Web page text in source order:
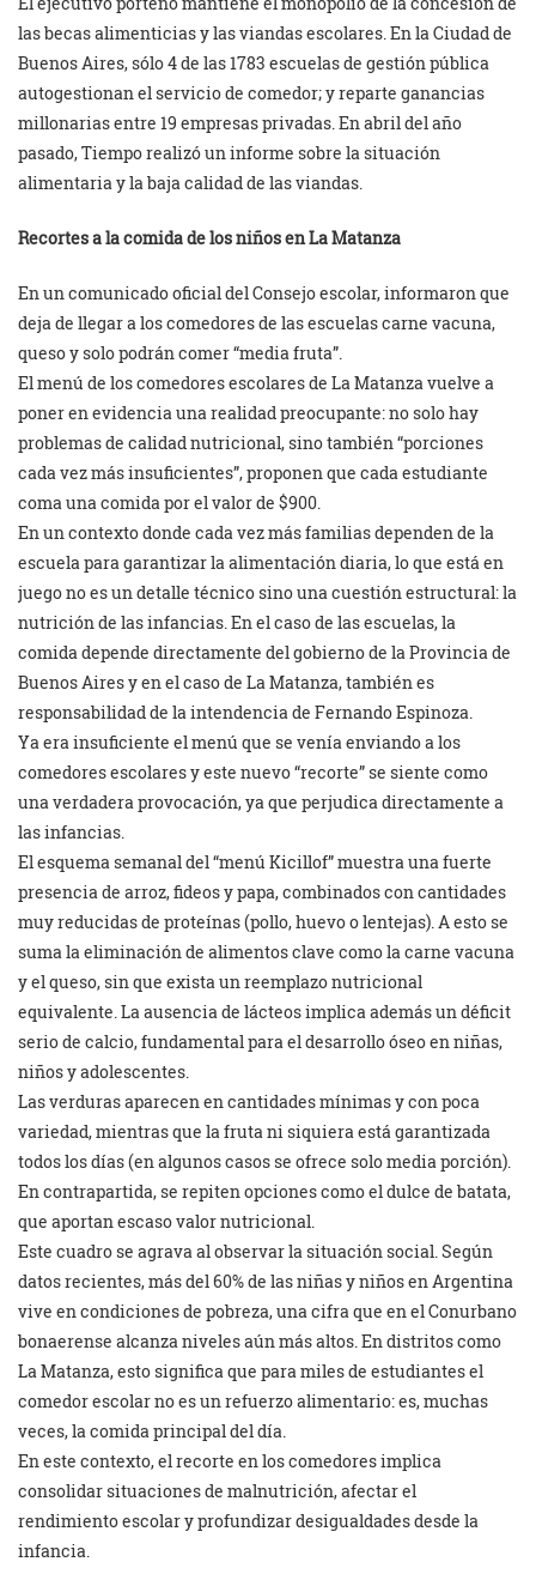
las becas alimenticias y las viandas escolares. En la Ciudad de
Buenos Aires, sólo 4 de las 1783 escuelas de gestión pública
autogestionan el servicio de comedor; y reparte ganancias
millonarias entre 19 empresas privadas. En abril del año
pasado, Tiempo realizó un informe sobre la situación
alimentaria y la baja calidad de las viandas.
Recortes a la comida de los niños en La Matanza
En un comunicado oficial del Consejo escolar, informaron que
deja de llegar a los comedores de las escuelas carne vacuna,
queso y solo podrán comer “media fruta”.
El menú de los comedores escolares de La Matanza vuelve a
poner en evidencia una realidad preocupante: no solo hay
problemas de calidad nutricional, sino también “porciones
cada vez más insuficientes”, proponen que cada estudiante
coma una comida por el valor de $900.
En un contexto donde cada vez más familias dependen de la
escuela para garantizar la alimentación diaria, lo que está en
juego no es un detalle técnico sino una cuestión estructural: la
nutrición de las infancias. En el caso de las escuelas, la
comida depende directamente del gobierno de la Provincia de
Buenos Aires y en el caso de La Matanza, también es
responsabilidad de la intendencia de Fernando Espinoza.
Ya era insuficiente el menú que se venía enviando a los
comedores escolares y este nuevo “recorte” se siente como
una verdadera provocación, ya que perjudica directamente a
las infancias.
El esquema semanal del “menú Kicillof” muestra una fuerte
presencia de arroz, fideos y papa, combinados con cantidades
muy reducidas de proteínas (pollo, huevo o lentejas). A esto se
suma la eliminación de alimentos clave como la carne vacuna
y el queso, sin que exista un reemplazo nutricional
equivalente. La ausencia de lácteos implica además un déficit
serio de calcio, fundamental para el desarrollo óseo en niñas,
niños y adolescentes.
Las verduras aparecen en cantidades mínimas y con poca
variedad, mientras que la fruta ni siquiera está garantizada
todos los días (en algunos casos se ofrece solo media porción).
En contrapartida, se repiten opciones como el dulce de batata,
que aportan escaso valor nutricional.
Este cuadro se agrava al observar la situación social. Según
datos recientes, más del 60% de las niñas y niños en Argentina
vive en condiciones de pobreza, una cifra que en el Conurbano
bonaerense alcanza niveles aún más altos. En distritos como
La Matanza, esto significa que para miles de estudiantes el
comedor escolar no es un refuerzo alimentario: es, muchas
veces, la comida principal del día.
En este contexto, el recorte en los comedores implica
consolidar situaciones de malnutrición, afectar el
rendimiento escolar y profundizar desigualdades desde la
infancia.